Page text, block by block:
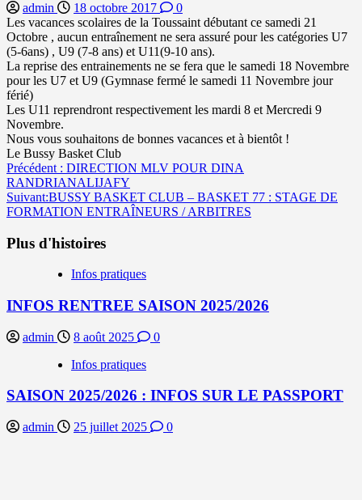
admin 18 octobre 2017
0
Les vacances scolaires de la Toussaint débutant ce samedi 21
Octobre , aucun entraînement ne sera assuré pour les catégories U7
(5-6ans) , U9 (7-8 ans) et U11(9-10 ans).
La reprise des entrainements ne se fera que le samedi 18 Novembre
pour les U7 et U9 (Gymnase fermé le samedi 11 Novembre jour
férié)
Les U11 reprendront respectivement les mardi 8 et Mercredi 9
Novembre.
Nous vous souhaitons de bonnes vacances et à bientôt !
Le Bussy Basket Club
Navigation
d’article
Précédent : DIRECTION MLV POUR DINA
RANDRIANALIJAFY
Suivant:BUSSY BASKET CLUB – BASKET 77 : STAGE DE
FORMATION ENTRAÎNEURS / ARBITRES
Plus d'histoires
Infos pratiques
INFOS RENTREE SAISON 2025/2026
admin 8 août 2025
0
Infos pratiques
SAISON 2025/2026 : INFOS SUR LE PASSPORT
admin 25 juillet 2025 0